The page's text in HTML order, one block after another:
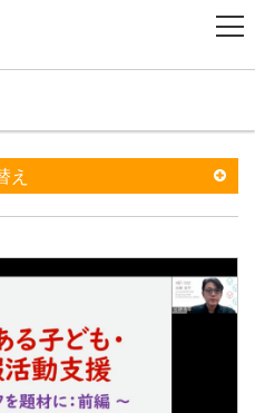
え